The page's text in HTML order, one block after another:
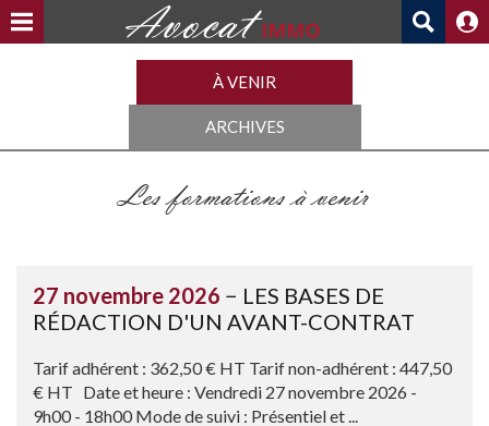
À VENIR
ARCHIVES
Les formations à venir
27 novembre 2026 − LES BASES DE
RÉDACTION D'UN AVANT-CONTRAT
Tarif adhérent : 362,50 € HT Tarif non-adhérent : 447,50
€ HT Date et heure : Vendredi 27 novembre 2026 -
9h00 - 18h00 Mode de suivi : Présentiel et ...